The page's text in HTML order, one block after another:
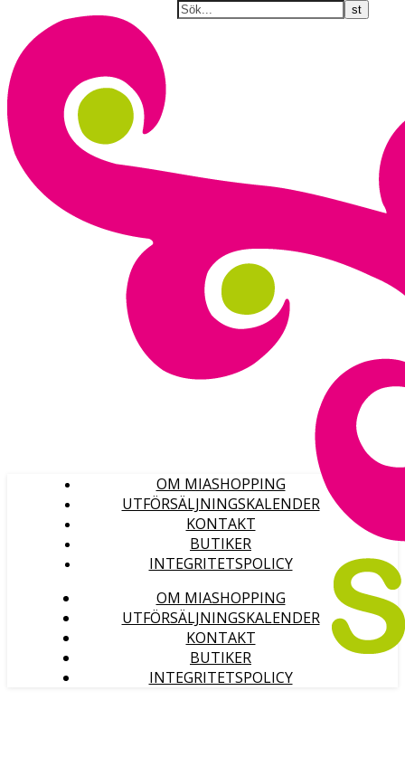
OM MIASHOPPING
UTFÖRSÄLJNINGSKALENDER
KONTAKT
BUTIKER
INTEGRITETSPOLICY
OM MIASHOPPING
UTFÖRSÄLJNINGSKALENDER
KONTAKT
BUTIKER
INTEGRITETSPOLICY